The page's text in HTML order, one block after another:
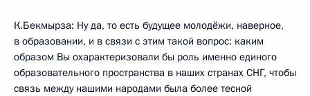
К.Бекмырза: Ну да, то есть будущее молодёжи, наверное,
в образовании, и в связи с этим такой вопрос: каким
образом Вы охарактеризовали бы роль именно единого
образовательного пространства в наших странах СНГ, чтобы
связь между нашими народами была более тесной